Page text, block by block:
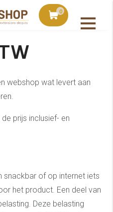
0
Vandaag besteld,
webshop wat levert aan
prijs inclusief- en
snackbar of op internet iets
het product. Een deel van
Deze belasting